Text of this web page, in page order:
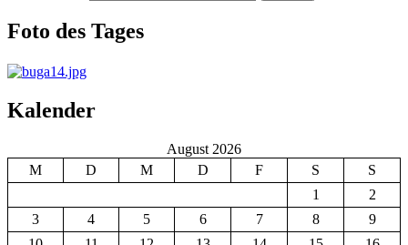
Foto des Tages
Kalender
August 2026
M
D M D F S
S
1
2
3
4 5 6 7 8
9